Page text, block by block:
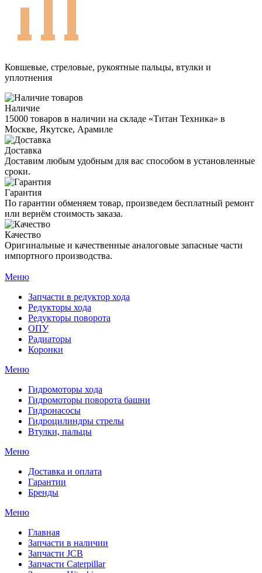
Ковшевые, стреловые, рукоятные пальцы, втулки и
уплотнения
Наличие
15000 товаров в наличии на складе «Титан Техника» в
Москве, Якутске, Арамиле
Доставка
Доставим любым удобным для вас способом в установленные
сроки.
Гарантия
По гарантии обменяем товар, произведем бесплатный ремонт
или вернём стоимость заказа.
Качество
Оригинальные и качественные аналоговые запасные части
импортного производства.
Меню
Запчасти в редуктор хода
Редукторы хода
Редукторы поворота
ОПУ
Радиаторы
Коронки
Меню
Гидромоторы хода
Гидромоторы поворота башни
Гидронасосы
Гидроцилиндры стрелы
Втулки, пальцы
Меню
Доставка и оплата
Гарантии
Бренды
Меню
Главная
Запчасти в наличии
Запчасти JCB
Запчасти Caterpillar